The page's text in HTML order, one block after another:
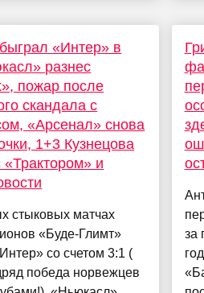
«Интер» в
разнес
пожар после
скандала с
«Арсенал» снова
1+3 Кузнецова
«Трактором» и
стыковых матчах
«Буде-Глимт»
со счетом 3:1 (
победа норвежцев
за